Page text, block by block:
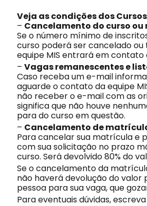
Veja as condições dos Cursos
– Cancelamento do curso
Se o número mínimo de
curso poderá ser cancelado ou
equipe MIS entrará em
– Vagas remanescentes e
Caso receba um e-mail
aguarde o contato da equipe
não receber o e-mail com as
significa que não houve
para do curso em questão.
– Cancelamento de
Para cancelar sua matrícula e
com sua solicitação no prazo
curso. Será devolvido 80% do
Se o cancelamento da
não haverá devolução do
pessoa para sua vaga, que
Para eventuais dúvidas,